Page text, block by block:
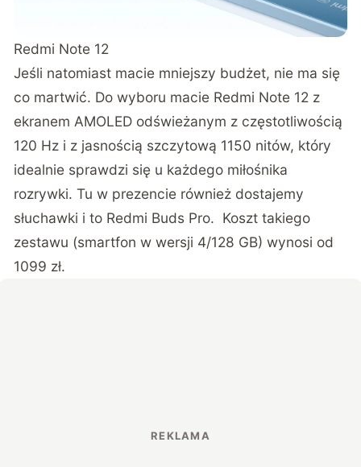
Redmi Note 12
Jeśli natomiast macie mniejszy budżet, nie ma się
co martwić. Do wyboru macie Redmi Note 12 z
ekranem AMOLED odświeżanym z częstotliwością
120 Hz i z jasnością szczytową 1150 nitów, który
idealnie sprawdzi się u każdego miłośnika
rozrywki. Tu w prezencie również dostajemy
słuchawki i to Redmi Buds Pro. Koszt takiego
zestawu (smartfon w wersji 4/128 GB) wynosi od
1099 zł.